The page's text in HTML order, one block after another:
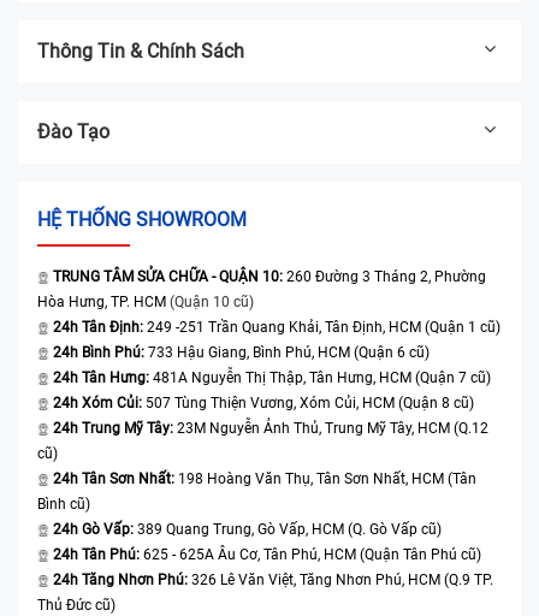
Thông Tin & Chính Sách
Đào Tạo
HỆ THỐNG SHOWROOM
TRUNG TÂM SỬA CHỮA - QUẬN 10: 260 Đường 3 Tháng 2, Phường
Hòa Hưng, TP. HCM (Quận 10 cũ)
24h Tân Định: 249 -251 Trần Quang Khải, Tân Định, HCM (Quận 1 cũ)
24h Bình Phú: 733 Hậu Giang, Bình Phú, HCM (Quận 6 cũ)
24h Tân Hưng: 481A Nguyễn Thị Thập, Tân Hưng, HCM (Quận 7 cũ)
24h Xóm Củi: 507 Tùng Thiện Vương, Xóm Củi, HCM (Quận 8 cũ)
24h Trung Mỹ Tây: 23M Nguyễn Ảnh Thủ, Trung Mỹ Tây, HCM (Q.12
cũ)
24h Tân Sơn Nhất: 198 Hoàng Văn Thụ, Tân Sơn Nhất, HCM (Tân
Bình cũ)
24h Gò Vấp: 389 Quang Trung, Gò Vấp, HCM (Q. Gò Vấp cũ)
24h Tân Phú: 625 - 625A Âu Cơ, Tân Phú, HCM (Quận Tân Phú cũ)
24h Tăng Nhơn Phú: 326 Lê Văn Việt, Tăng Nhơn Phú, HCM (Q.9 TP.
Thủ Đức cũ)